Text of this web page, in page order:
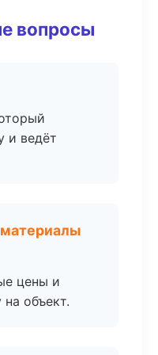
вопросы
и ведёт
цены и
объект.